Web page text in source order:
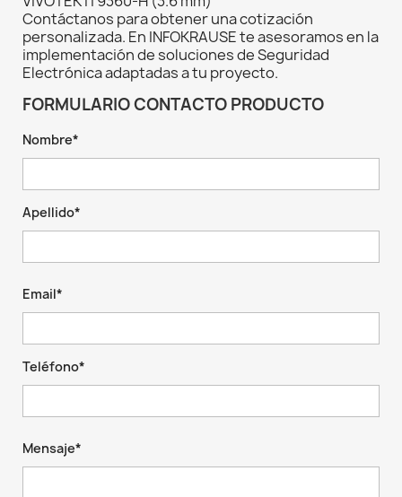
Contáctanos para obtener una cotización
personalizada. En INFOKRAUSE te asesoramos en la
implementación de soluciones de Seguridad
Electrónica adaptadas a tu proyecto.
FORMULARIO CONTACTO PRODUCTO
Nombre*
Apellido*
Email*
Teléfono*
Mensaje*